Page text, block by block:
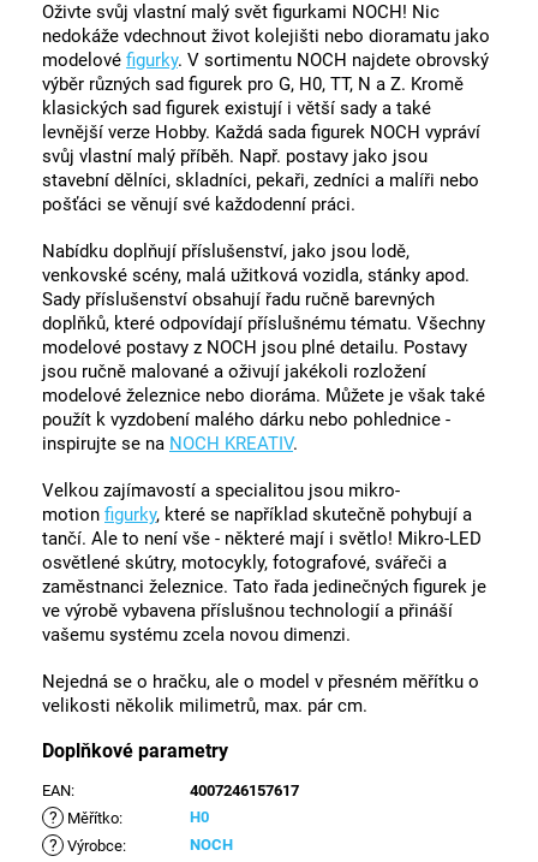
Oživte svůj vlastní malý svět figurkami NOCH! Nic
nedokáže vdechnout život kolejišti nebo dioramatu jako
modelové figurky. V sortimentu NOCH najdete obrovský
výběr různých sad figurek pro G, H0, TT, N a Z. Kromě
klasických sad figurek existují i ​​větší sady a také
levnější verze Hobby. Každá sada figurek NOCH vypráví
svůj vlastní malý příběh. Např. postavy jako jsou
stavební dělníci, skladníci, pekaři, zedníci a malíři nebo
pošťáci se věnují své každodenní práci.
Nabídku doplňují příslušenství, jako jsou lodě,
venkovské scény, malá užitková vozidla, stánky apod.
Sady příslušenství obsahují řadu ručně barevných
doplňků, které odpovídají příslušnému tématu. Všechny
modelové postavy z NOCH jsou plné detailu. Postavy
jsou ručně malované a oživují jakékoli rozložení
modelové železnice nebo dioráma. Můžete je však také
použít k vyzdobení malého dárku nebo pohlednice -
inspirujte se na NOCH KREATIV.
Velkou zajímavostí a specialitou jsou mikro-
motion figurky, které se například skutečně pohybují a
tančí. Ale to není vše - některé mají i světlo! Mikro-LED
osvětlené skútry, motocykly, fotografové, svářeči a
zaměstnanci železnice. Tato řada jedinečných figurek je
ve výrobě vybavena příslušnou technologií a přináší
vašemu systému zcela novou dimenzi.
Nejedná se o hračku, ale o model v přesném měřítku o
velikosti několik milimetrů, max. pár cm.
Doplňkové parametry
EAN: 4007246157617
? Měřítko: H0
? Výrobce:
NOCH